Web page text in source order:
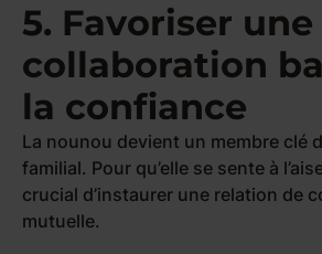
5. Favoriser une
collaboration
la confiance
La nounou devient un membre clé
familial. Pour qu’elle se sente à
crucial d’instaurer une relation de
mutuelle.